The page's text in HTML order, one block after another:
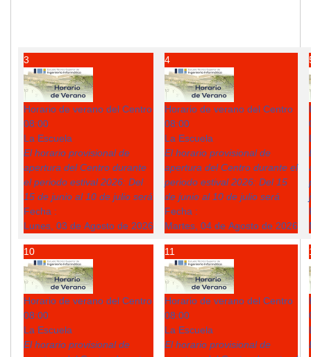
3
Horario de verano del Centro
08:00
La Escuela
El horario provisional de
apertura del Centro durante
el periodo estival 2026: Del
15 de junio al 10 de julio será
Fecha :
Lunes, 03 de Agosto de 2026
4
Horario de verano del Centro
08:00
La Escuela
El horario provisional de
apertura del Centro durante el
periodo estival 2026: Del 15
de junio al 10 de julio será
Fecha :
Martes, 04 de Agosto de 2026
10
Horario de verano del Centro
08:00
La Escuela
El horario provisional de
11
Horario de verano del Centro
08:00
La Escuela
El horario provisional de